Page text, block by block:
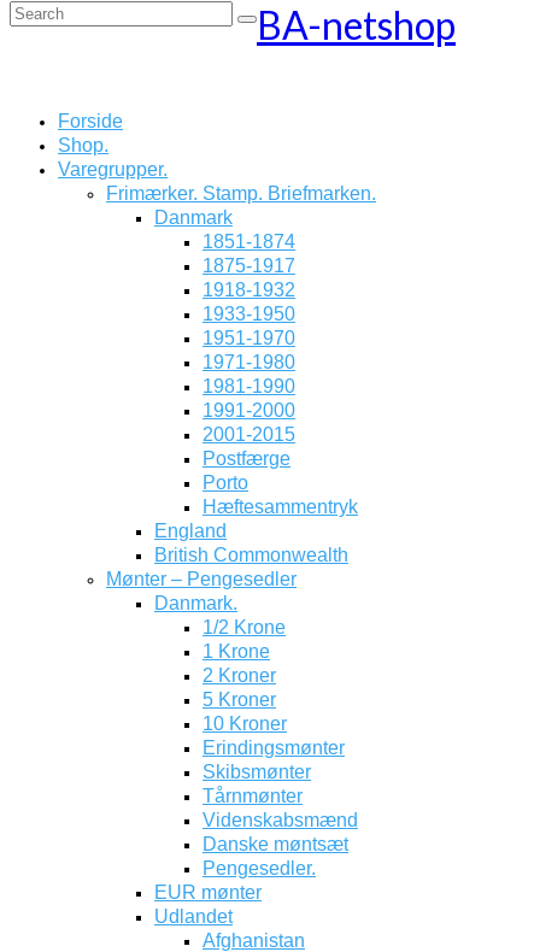
Search
BA-netshop
Forside
Shop.
Varegrupper.
Frimærker. Stamp. Briefmarken.
Danmark
1851-1874
1875-1917
1918-1932
1933-1950
1951-1970
1971-1980
1981-1990
1991-2000
2001-2015
Postfærge
Porto
Hæftesammentryk
England
British Commonwealth
Mønter – Pengesedler
Danmark.
1/2 Krone
1 Krone
2 Kroner
5 Kroner
10 Kroner
Erindingsmønter
Skibsmønter
Tårnmønter
Videnskabsmænd
Danske møntsæt
Pengesedler.
EUR mønter
Udlandet
Afghanistan